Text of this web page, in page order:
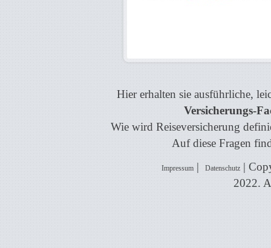
Hier erhalten sie ausführliche,
Versicherungs-
Wie wird Reiseversicherung
Auf diese Fragen
Impressum| Datenschutz|
2022.